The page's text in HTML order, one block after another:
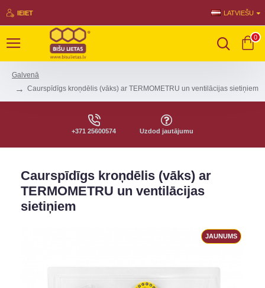
IEIET LATVIEŠU
0
Galvenā
Caurspīdīgs kroņdēlis (vāks) ar TERMOMETRU un ventilācijas sietiņiem
+371 25600574 Uzdod jautājumu
Caurspīdīgs kroņdēlis (vāks) ar
TERMOMETRU un ventilācijas
sietiņiem
JAUNUMS